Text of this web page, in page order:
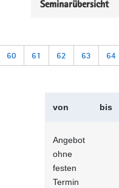
Seminarübersicht
60 61 62 63 64
von bis
Angebot
ohne
festen
Termin